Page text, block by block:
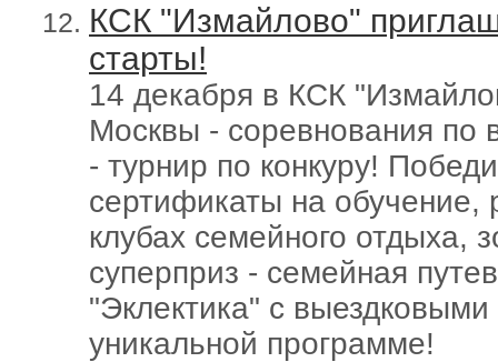
КСК "Измайлово"
старты!
14 декабря в КСК
Москвы - соревнования по
- турнир по конкуру!
сертификаты на обучение,
клубах семейного отдыха,
суперприз - семейная
"Эклектика" с
уникальной программе!